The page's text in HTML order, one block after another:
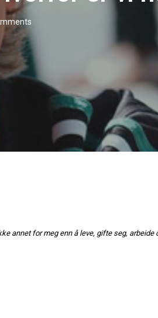
annet for meg enn å leve, gifte seg, arbeide